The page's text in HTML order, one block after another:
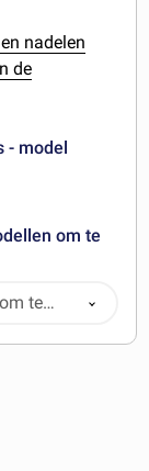
nadelen
de
- model
om te
te